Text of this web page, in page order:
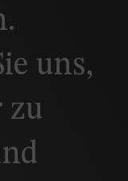
uns,
zu